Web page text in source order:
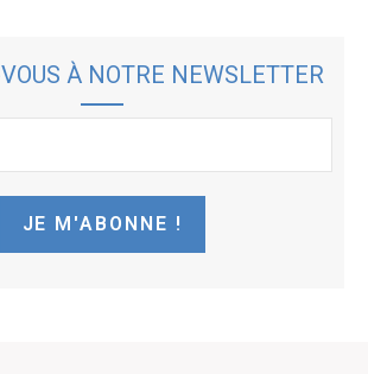
À NOTRE NEWSLETTER